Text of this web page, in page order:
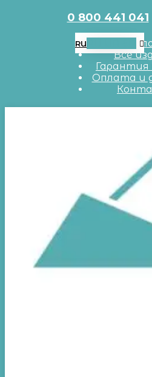
0 800 441 041
Все
Гарантия
Оплата и
RU